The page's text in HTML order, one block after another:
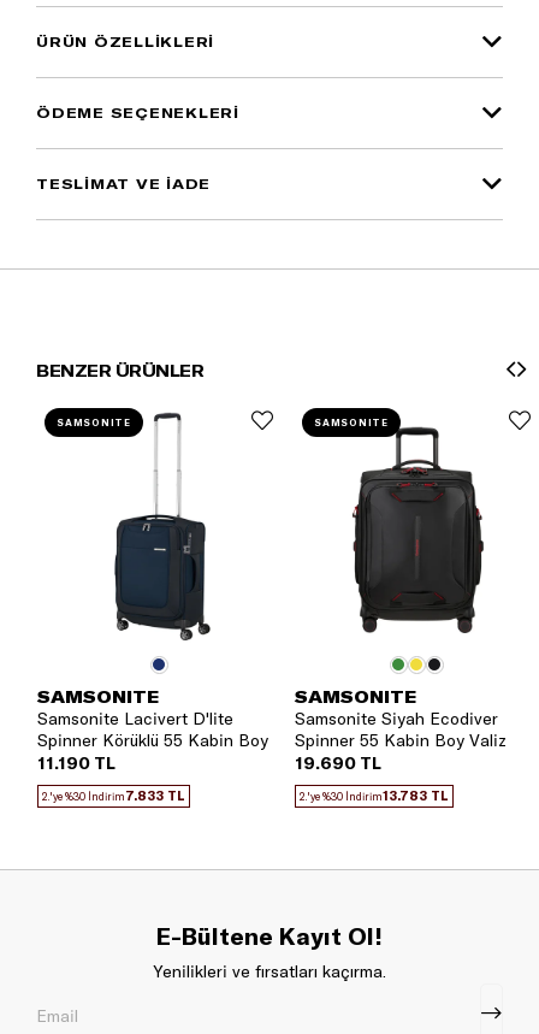
ÜRÜN ÖZELLIKLERI
ÖDEME SEÇENEKLERI
TESLİMAT VE İADE
BENZER ÜRÜNLER
SAMSONITE
Samsonite Lacivert D'lite
Spinner Körüklü 55 Kabin Boy
Valiz
11.190 TL
2.'ye %30 İndirim7.833 TL
SAMSONITE
SAMSONITE
Samsonite Siyah Ecodiver
Spinner 55 Kabin Boy Valiz
19.690 TL
2.'ye %30 İndirim13.783 TL
SAMSONITE
E-Bültene Kayıt Ol!
Yenilikleri ve fırsatları kaçırma.